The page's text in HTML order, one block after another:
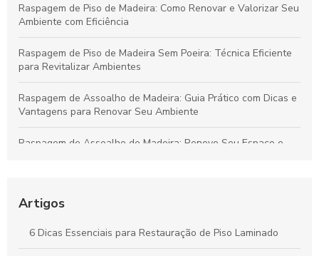
Raspagem de Piso de Madeira: Como Renovar e Valorizar Seu
Ambiente com Eficiência
Raspagem de Piso de Madeira Sem Poeira: Técnica Eficiente
para Revitalizar Ambientes
Raspagem de Assoalho de Madeira: Guia Prático com Dicas e
Vantagens para Renovar Seu Ambiente
Raspagem de Assoalho de Madeira: Renove Seu Espaço e
Ambientes e Valorizar Seu Lar
Raspagem de Assoalhos de Madeira: Guia Essencial para
Renovar e Valorizar Seus Pisos
Artigos
6 Dicas Essenciais para Restauração de Piso Laminado